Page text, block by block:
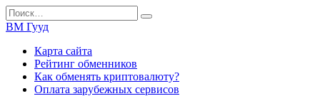
Перейти
к
содержанию
Search
for:
ВМ Гууд
Карта сайта
Рейтинг обменников
Как обменять криптовалюту?
Оплата зарубежных сервисов